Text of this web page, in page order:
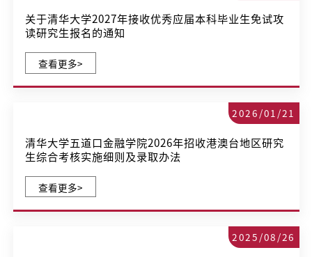
关于清华大学2027年接收优秀应届本科毕业生免试攻
读研究生报名的通知
查看更多>
2026/01/21
清华大学五道口金融学院2026年招收港澳台地区研究
生综合考核实施细则及录取办法
查看更多>
2025/08/26